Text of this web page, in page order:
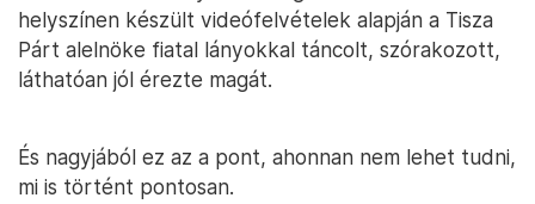
helyszínen készült videófelvételek alapján a Tisza
Párt alelnöke fiatal lányokkal táncolt, szórakozott,
láthatóan jól érezte magát.
És nagyjából ez az a pont, ahonnan nem lehet tudni,
mi is történt pontosan.